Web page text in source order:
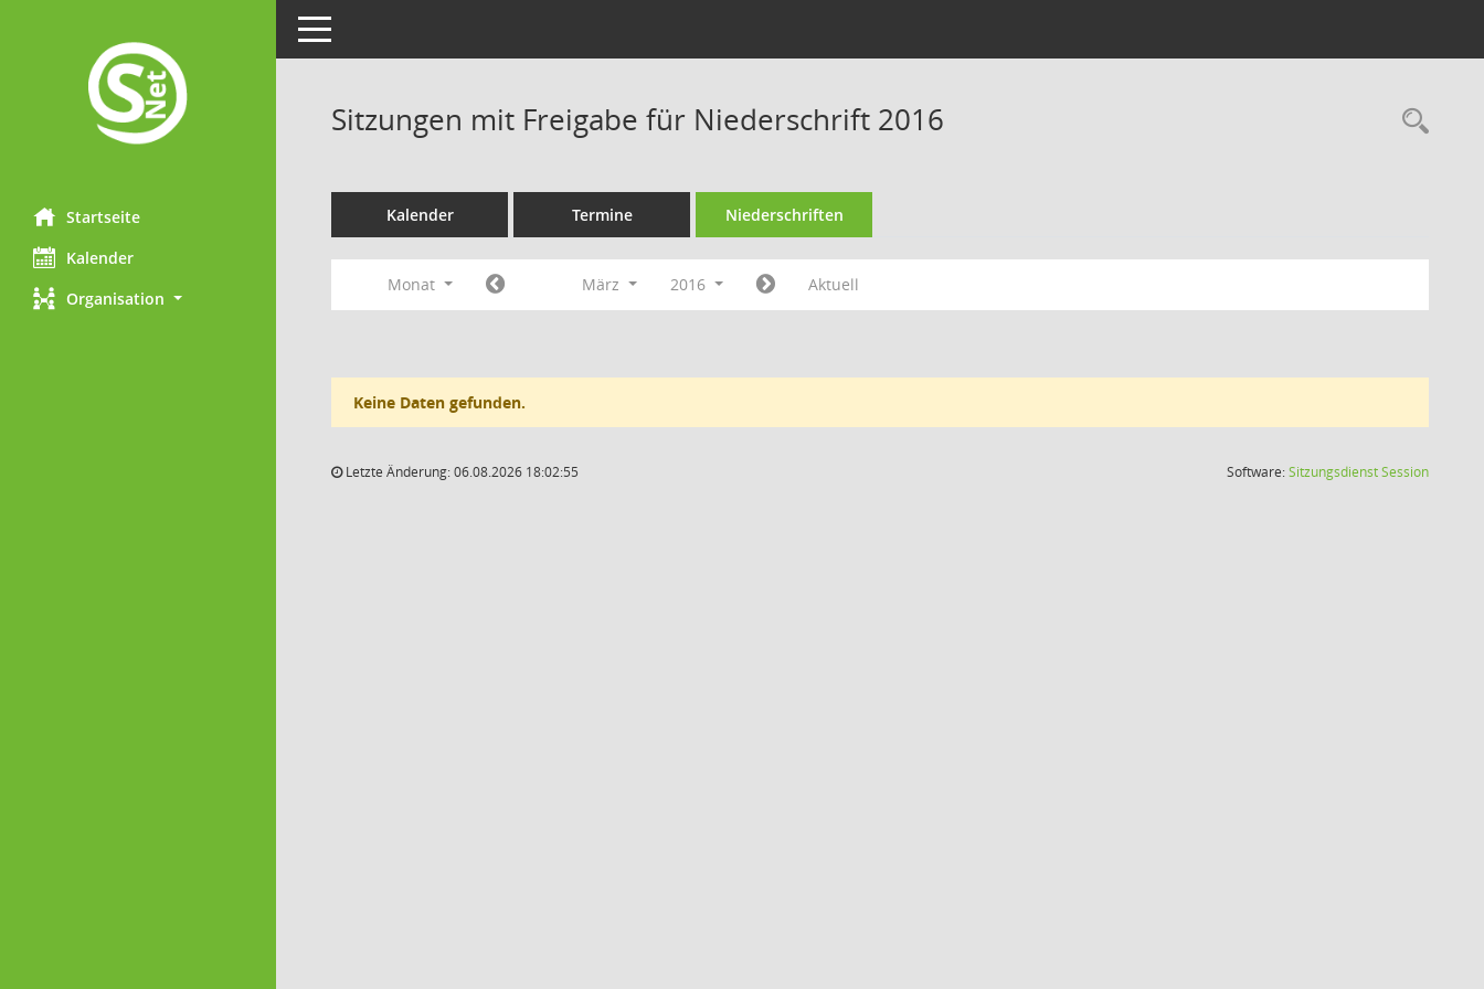
Startseite
Kalender
Organisation
Toggle navigation
Sitzungen mit Freigabe für Niederschrift 2016
Kalender Termine Niederschriften
Monat März 2016 Aktuell
Keine Daten gefunden.
Letzte Änderung: 06.08.2026 18:02:55 Software:SitzungsdienstSession(Wird in